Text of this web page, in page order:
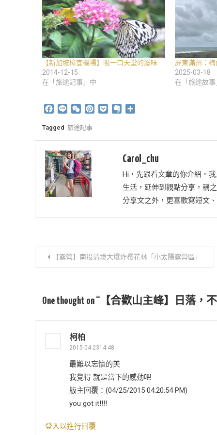
【新加坡樟宜機場】吸一口天堂的滋味
2014-12-15
在「旅途記事」中
屏東滿州：
2025-03-18
在「旅途故事
Facebook
Line WeChatPinterestPocketEvernote
Tagged 旅途記事
Carol_chu
Hi，先跟看文章的你介紹。
生活，延伸到觀點分享，稱
分享文之外，更喜歡寫短文
文
導
覽
【露營】南投清境大爆炸櫻花林「小太陽露營區」
One thought on “ 【合歡山主峰】日落，
柯柏
2015-04-2314:48
最難以忘懷的美
我覺得 就是當下的感動吧
版主回覆：(04/25/2015 04:20:54 PM)
you got it!!!!
登入以進行回覆